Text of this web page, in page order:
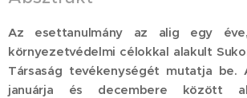
Az esettanulmány az alig egy
környezetvédelmi célokkal alakult
Társaság tevékenységét mutatja be.
januárja és decembere között